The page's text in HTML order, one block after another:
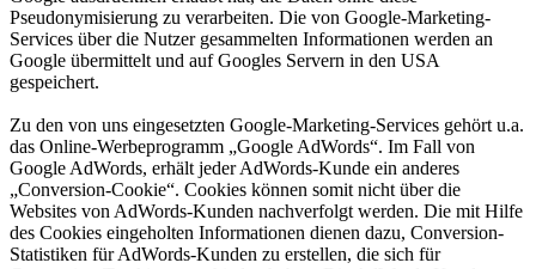
Pseudonymisierung zu verarbeiten. Die von Google-Marketing-
Services über die Nutzer gesammelten Informationen werden an
Google übermittelt und auf Googles Servern in den USA
gespeichert.
Zu den von uns eingesetzten Google-Marketing-Services gehört u.a.
das Online-Werbeprogramm „Google AdWords“. Im Fall von
Google AdWords, erhält jeder AdWords-Kunde ein anderes
„Conversion-Cookie“. Cookies können somit nicht über die
Websites von AdWords-Kunden nachverfolgt werden. Die mit Hilfe
des Cookies eingeholten Informationen dienen dazu, Conversion-
Statistiken für AdWords-Kunden zu erstellen, die sich für